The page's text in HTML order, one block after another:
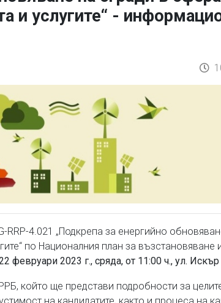
и услугите“ -
4.021 „Подкрепа за енергийно
по Националния план за възстановяване
февруари 2023 г., сряда, от 11:00 ч., ул. Искър
който ще представи подробности за